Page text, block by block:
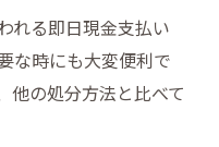
れる即日現金支払い
な時にも大変便利で
他の処分方法と比べて